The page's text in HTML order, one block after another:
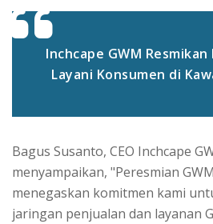
Inchcape GWM Resmikan
Layani Konsumen di
Bagus Susanto, CEO Inchcape
menyampaikan, "Peresmian
menegaskan komitmen kami
jaringan penjualan dan layanan